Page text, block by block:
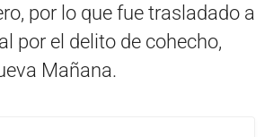
por lo que fue trasladado a
por el delito de cohecho,
Mañana.